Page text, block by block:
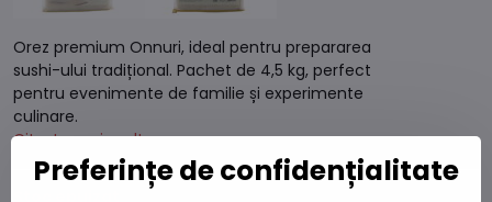
Orez premium Onnuri, ideal pentru prepararea
sushi-ului tradițional. Pachet de 4,5 kg, perfect
pentru evenimente de familie și experimente
culinare.
Citește mai mult
Preferințe de confidențialitate